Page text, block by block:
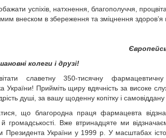
успіхів, натхнення, благополуччя,
внеском в збереження та зміцнення здоров’я
колеги і друзі!
славетну 350-тисячну
України! Прийміть щиру вдячність за високе
душі, за вашу щоденну копітку і
що благородна праця фармацевта
громадськості. Вже втринадцяте ми
Президента України у 1999 р. У масштабах